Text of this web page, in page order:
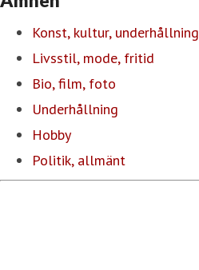
Konst, kultur, underhållning
Livsstil, mode, fritid
Bio, film, foto
Underhållning
Hobby
Politik, allmänt